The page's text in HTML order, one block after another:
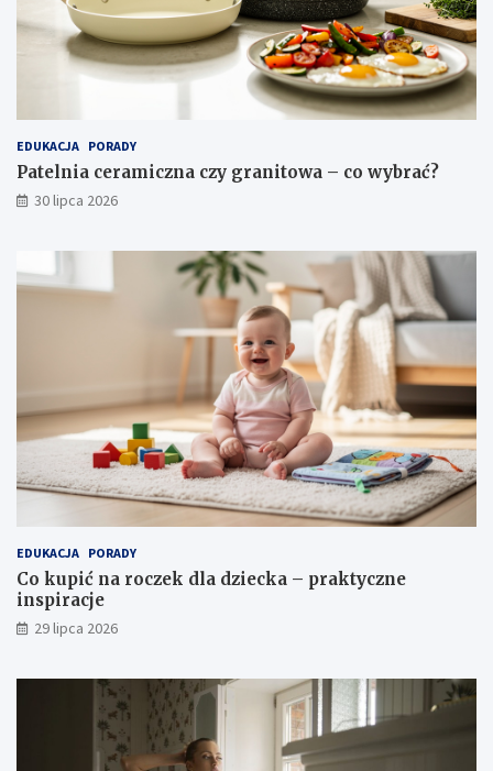
EDUKACJA PORADY
Patelnia ceramiczna czy granitowa – co wybrać?
30 lipca 2026
EDUKACJA PORADY
Co kupić na roczek dla dziecka – praktyczne
inspiracje
29 lipca 2026